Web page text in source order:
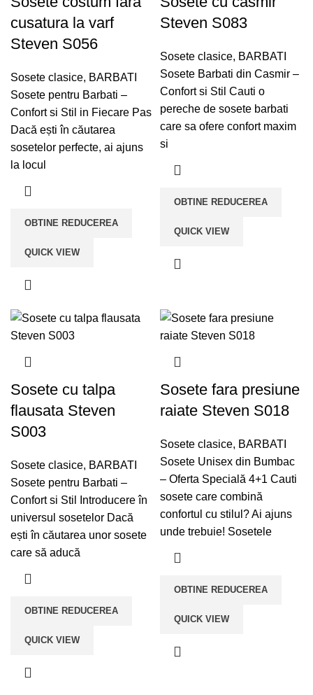
cusatura la varf
Steven S056
Sosete clasice, BARBATI
Sosete pentru Barbati –
Confort si Stil in Fiecare Pas
Dacă ești în căutarea
sosetelor perfecte, ai ajuns
la locul
OBTINE REDUCEREA
QUICK VIEW
Steven S083
Sosete clasice, BARBATI
Sosete Barbati din Casmir –
Confort si Stil Cauti o
pereche de sosete barbati
care sa ofere confort maxim
si
OBTINE REDUCEREA
QUICK VIEW
Sosete cu talpa
flausata Steven
S003
Sosete clasice, BARBATI
Sosete pentru Barbati –
Confort si Stil Introducere în
universul sosetelor Dacă
ești în căutarea unor sosete
care să aducă
OBTINE REDUCEREA
QUICK VIEW
Sosete fara presiune
raiate Steven S018
Sosete clasice, BARBATI
Sosete Unisex din Bumbac
– Oferta Specială 4+1 Cauti
sosete care combină
confortul cu stilul? Ai ajuns
unde trebuie! Sosetele
OBTINE REDUCEREA
QUICK VIEW